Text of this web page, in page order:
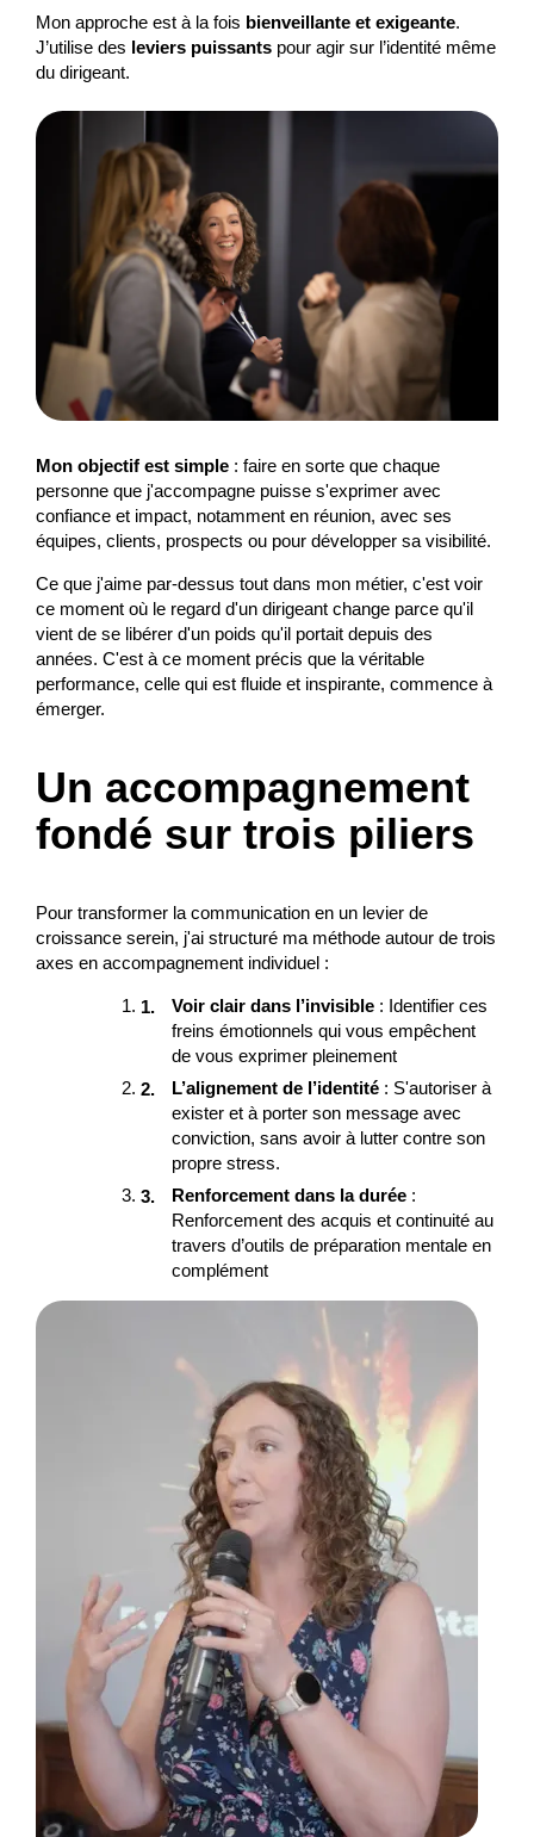
Mon approche est à la fois bienveillante et exigeante.
J’utilise des leviers puissantspour agir sur l’identité même
du dirigeant.
Mon objectif est simple: faire en sorte que chaque
personne que j'accompagne puisse s'exprimer avec
confiance et impact, notamment en réunion, avec ses
équipes, clients, prospects ou pour développer sa visibilité.
Ce que j'aime par-dessus tout dans mon métier, c'est voir
ce moment où le regard d'un dirigeant change parce qu'il
vient de se libérer d'un poids qu'il portait depuis des
années. C'est à ce moment précis que la véritable
performance, celle qui est fluide et inspirante, commence à
émerger.
Un accompagnement
fondé sur trois piliers
Pour transformer la communication en un levier de
croissance serein, j'ai structuré ma méthode autour de trois
axes en accompagnement individuel :
Voir clair dans l’invisible: Identifier ces
freins émotionnels qui vous empêchent
de vous exprimer pleinement
L’alignement de l’identité: S'autoriser à
exister et à porter son message avec
conviction, sans avoir à lutter contre son
propre stress.
Renforcement dans la durée:
Renforcement des acquis et continuité au
travers d’outils de préparation mentale en
complément